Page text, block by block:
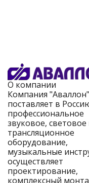
О компании
Компания "Аваллон"
поставляет в
профессиональное
звуковое, световое
трансляционное
оборудование,
музыкальные
осуществляет
проектирование,
комплексный